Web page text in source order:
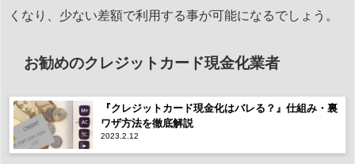
くなり、少ない差額で利用する事が可能になるでしょう。
お勧めのクレジットカード現金化業者
『クレジットカード現金化はバレる？』仕組み・裏
ワザ方法を徹底解説
2023.2.12